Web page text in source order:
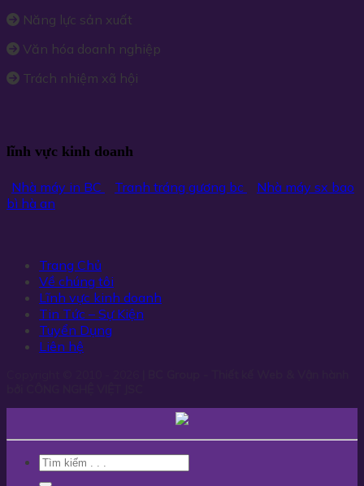
Năng lực sản xuất
Văn hóa doanh nghiệp
Trách nhiệm xã hội
lĩnh vực kinh doanh
Nhà máy in BC Tranh tráng gương bc
Nhà máy sx bao
bì hà an
Trang Chủ
Về chúng tôi
Lĩnh vực kinh doanh
Tin Tức – Sự Kiện
Tuyển Dụng
Liên hệ